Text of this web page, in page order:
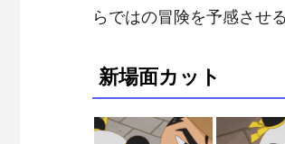
らではの冒険を予感させ
新場面カット